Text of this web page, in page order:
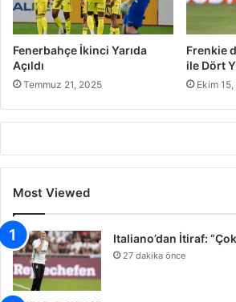
Fenerbahçe İkinci Yarıda
Açıldı
Temmuz 21, 2025
Frenkie
ile Dört
Ekim
Most Viewed
Italiano’dan İtiraf:
27 dakika önce